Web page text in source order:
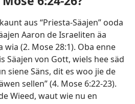
aus “Priesta-Säajen” ooda
Aaron de Israeliten äa
wia (2. Mose 28:1). Oba enne
Säajen von Gott, wiels hee säd
siene Säns, dit es woo jie de
sellen” (4. Mose 6:22-23).
Wieed, waut wie nu en